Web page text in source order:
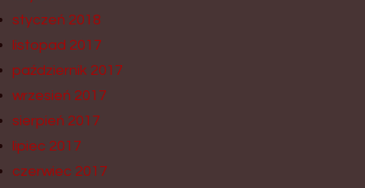
styczeń 2018
listopad 2017
październik 2017
wrzesień 2017
sierpień 2017
lipiec 2017
czerwiec 2017